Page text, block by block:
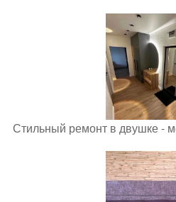
Стильный ремонт в двушке -